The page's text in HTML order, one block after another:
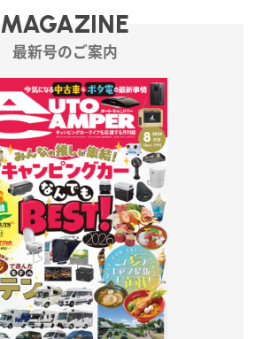
MAGAZINE
最新号のご案内